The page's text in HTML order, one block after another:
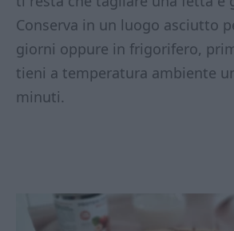
Conserva in un luogo asciutto
giorni oppure in frigorifero,
tieni a temperatura ambiente
minuti.